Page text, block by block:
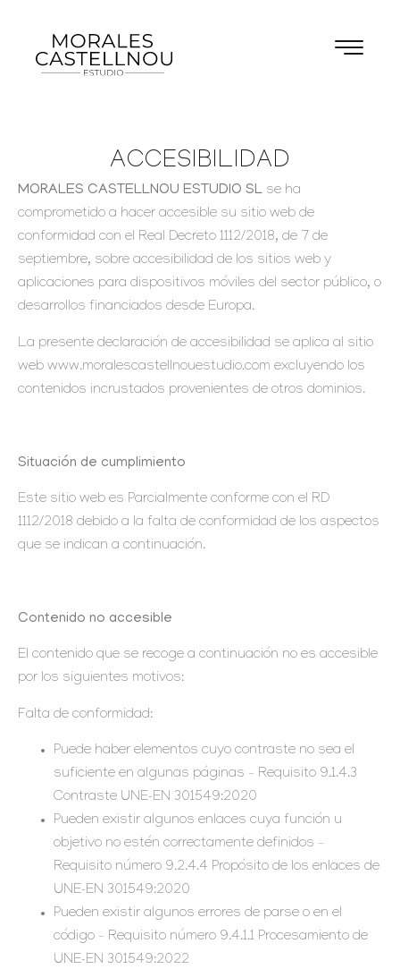
ACCESIBILIDAD
MORALES CASTELLNOU ESTUDIO SL se ha
comprometido a hacer accesible su sitio web de
conformidad con el Real Decreto 1112/2018, de 7 de
septiembre, sobre accesibilidad de los sitios web y
aplicaciones para dispositivos móviles del sector público, o
desarrollos financiados desde Europa.
La presente declaración de accesibilidad se aplica al sitio
web www.moralescastellnouestudio.com excluyendo los
contenidos incrustados provenientes de otros dominios.
Situación de cumplimiento
Este sitio web es Parcialmente conforme con el RD
1112/2018 debido a la falta de conformidad de los aspectos
que se indican a continuación.
Contenido no accesible
El contenido que se recoge a continuación no es accesible
por los siguientes motivos:
Falta de conformidad:
Puede haber elementos cuyo contraste no sea el
suficiente en algunas páginas – Requisito 9.1.4.3
Contraste UNE-EN 301549:2020
Pueden existir algunos enlaces cuya función u
objetivo no estén correctamente definidos –
Requisito número 9.2.4.4 Propósito de los enlaces de
UNE-EN 301549:2020
Pueden existir algunos errores de parse o en el
código – Requisito número 9.4.1.1 Procesamiento de
UNE-EN 301549:2022